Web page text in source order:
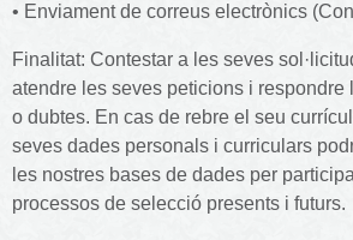
• Enviament de correus electrònics
Finalitat: Contestar a les seves
atendre les seves peticions i respondre
o dubtes. En cas de rebre el seu
seves dades personals i curriculars
les nostres bases de dades per
processos de selecció presents i futurs.